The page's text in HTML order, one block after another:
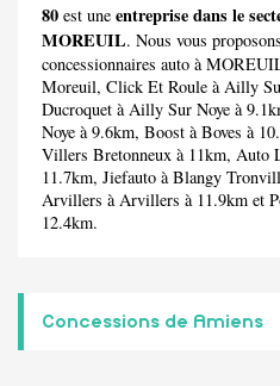
80 est une entreprise dans le
MOREUIL. Nous vous
concessionnaires auto à
Moreuil, Click Et Roule à Ailly
Ducroquet à Ailly Sur Noye à
Noye à 9.6km, Boost à Boves à
Villers Bretonneux à 11km, Auto
11.7km, Jiefauto à Blangy
Arvillers à Arvillers à 11.9km et
12.4km.
Concessions de Amiens